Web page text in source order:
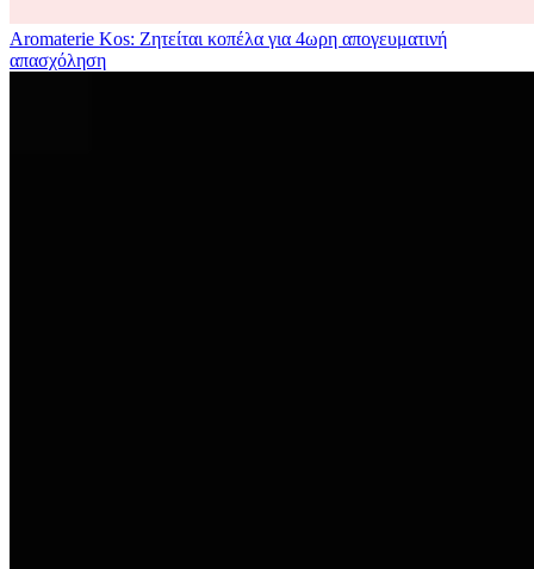
Aromaterie Kos: Ζητείται κοπέλα για 4ωρη απογευματινή
απασχόληση